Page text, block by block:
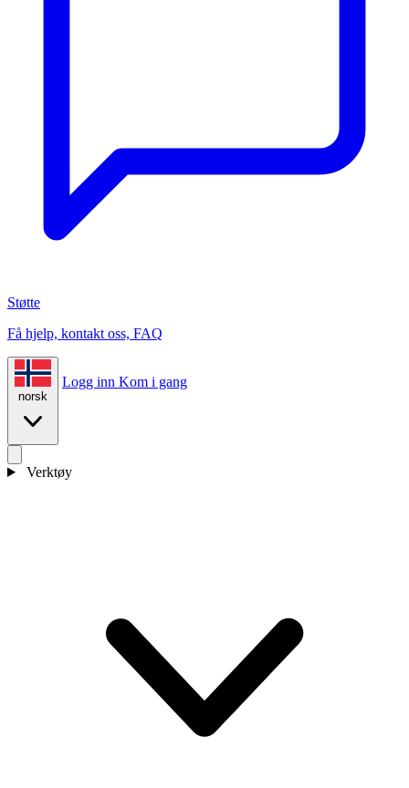
Støtte
Få hjelp, kontakt oss, FAQ
norsk
Logg inn Kom i gang
Verktøy